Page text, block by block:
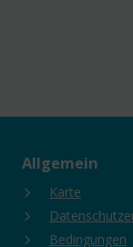
Allgemein
Karte
Bedingungen